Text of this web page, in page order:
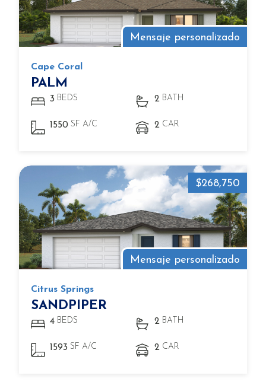
Mensaje personalizado
Cape Coral
PALM
3 BEDS 2 BATH
1550 SF A/C 2 CAR
Mensaje personalizado
$268,750
Citrus Springs
SANDPIPER
4 BEDS 2 BATH
1593 SF A/C 2 CAR